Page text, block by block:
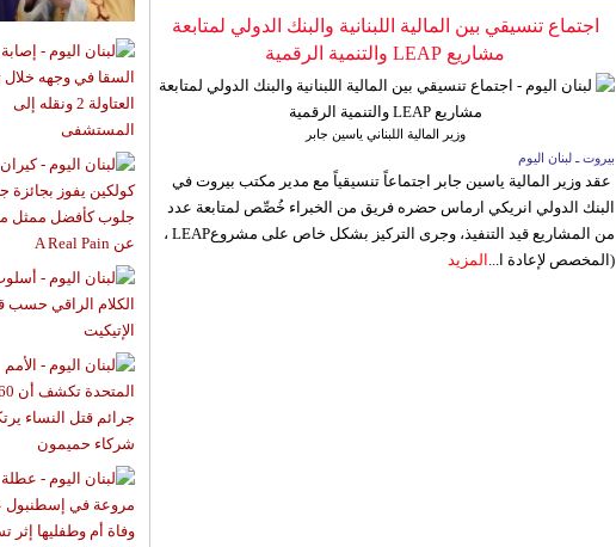
اجتماع تنسيقي بين المالية اللبنانية والبنك الدولي لمتابعة
مشاريع LEAP والتنمية الرقمية
وزير المالية اللبناني ياسين جابر
بيروت ـ لبنان اليوم
عقد وزير المالية ياسين جابر اجتماعاً تنسيقياً مع مدير مكتب بيروت في
البنك الدولي انريكي ارماس حضره فريق من الخبراء خُصِّص لمتابعة عدد
من المشاريع قيد التنفيذ، وجرى التركيز بشكل خاص على مشروعLEAP ،
(المخصص لإعادة ا... المزيد